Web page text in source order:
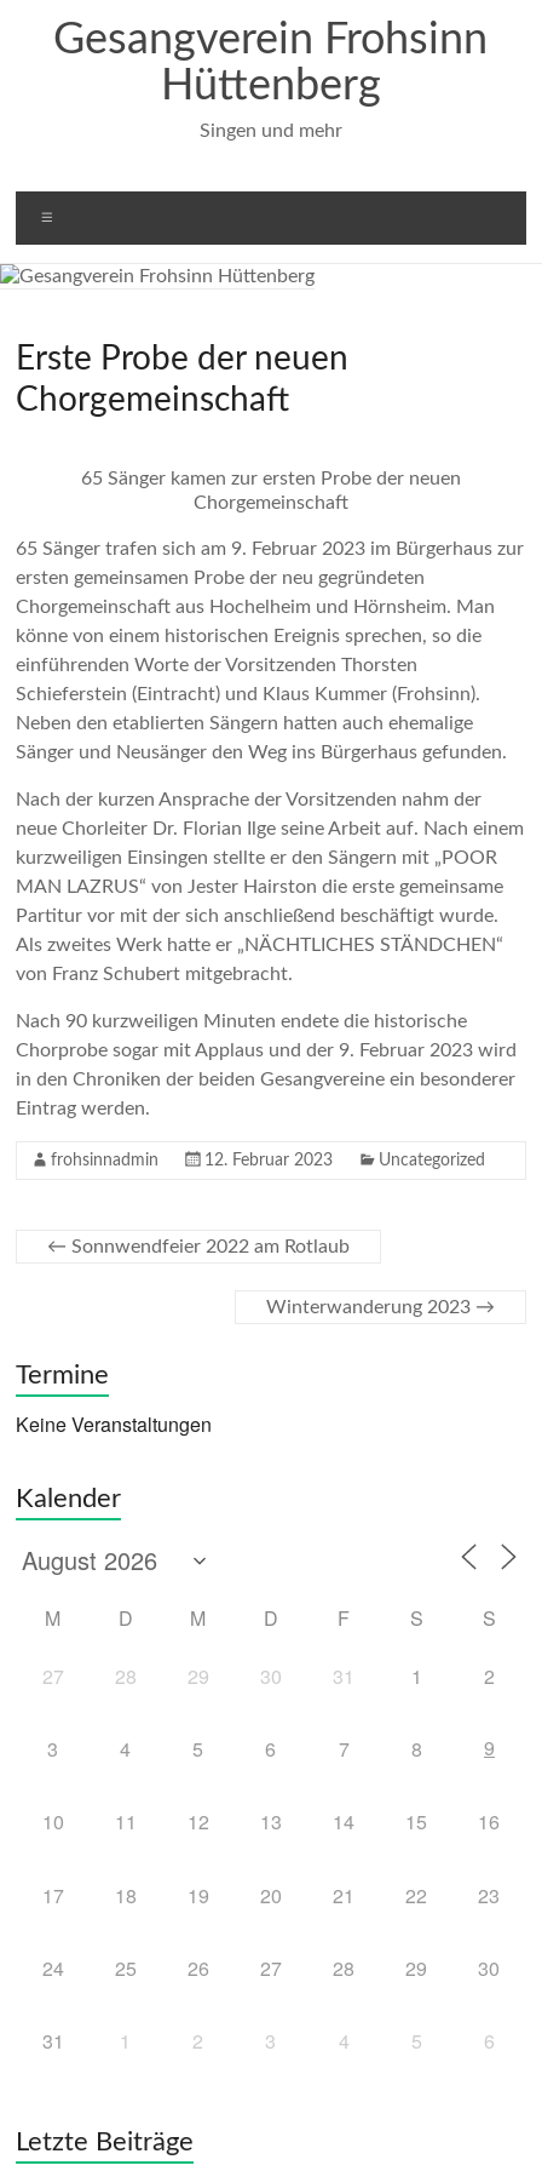
springenGesangverein Frohsinn
Hüttenberg
Singen und mehr
Erste Probe der neuen
Chorgemeinschaft
65 Sänger kamen zur ersten Probe der neuen
Chorgemeinschaft
65 Sänger trafen sich am 9. Februar 2023 im Bürgerhaus zur
ersten gemeinsamen Probe der neu gegründeten
Chorgemeinschaft aus Hochelheim und Hörnsheim. Man
könne von einem historischen Ereignis sprechen, so die
einführenden Worte der Vorsitzenden Thorsten
Schieferstein (Eintracht) und Klaus Kummer (Frohsinn).
Neben den etablierten Sängern hatten auch ehemalige
Sänger und Neusänger den Weg ins Bürgerhaus gefunden.
Nach der kurzen Ansprache der Vorsitzenden nahm der
neue Chorleiter Dr. Florian Ilge seine Arbeit auf. Nach einem
kurzweiligen Einsingen stellte er den Sängern mit „POOR
MAN LAZRUS“ von Jester Hairston die erste gemeinsame
Partitur vor mit der sich anschließend beschäftigt wurde.
Als zweites Werk hatte er „NÄCHTLICHES STÄNDCHEN“
von Franz Schubert mitgebracht.
Nach 90 kurzweiligen Minuten endete die historische
Chorprobe sogar mit Applaus und der 9. Februar 2023 wird
in den Chroniken der beiden Gesangvereine ein besonderer
Eintrag werden.
frohsinnadmin 12. Februar 2023 Uncategorized
← Sonnwendfeier 2022 am Rotlaub
Winterwanderung 2023 →
Termine
Keine Veranstaltungen
Kalender
M D M D F S S
27 28 29 30 31 1 2
3 4 5 6 7 8 9
10 11 12 13 14 15 16
17 18 19 20 21 22 23
24 25 26 27 28 29 30
31 1 2 3 4 5 6
Letzte Beiträge